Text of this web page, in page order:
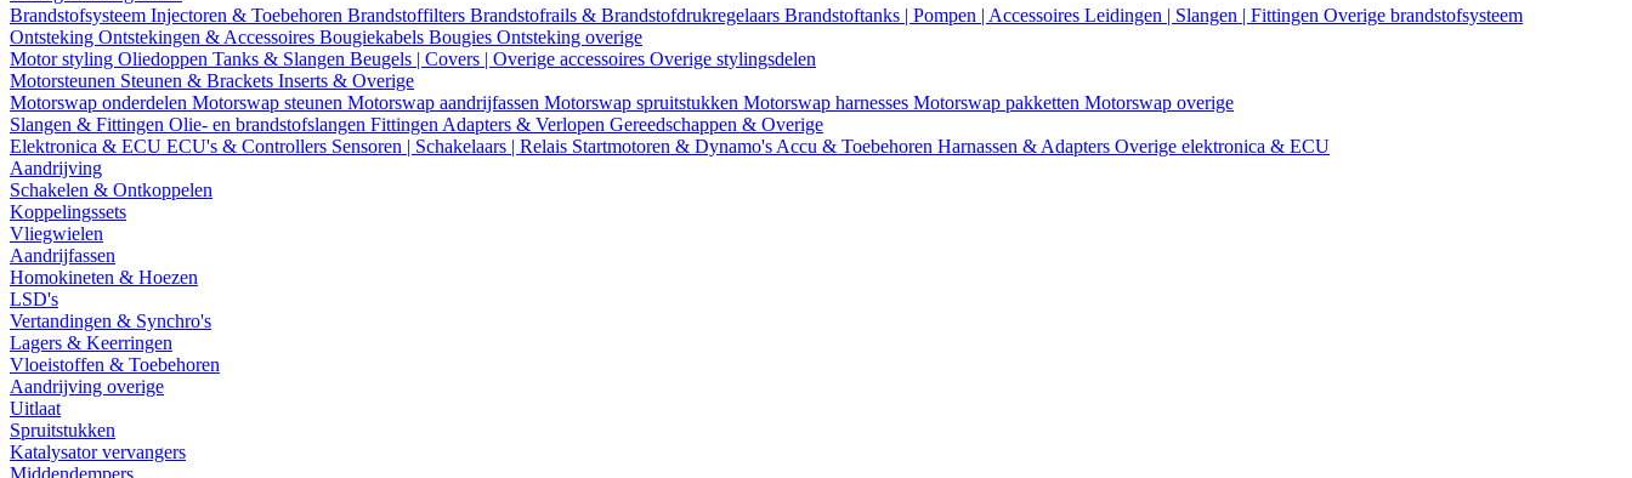
Brandstofsysteem Injectoren & Toebehoren Brandstoffilters Brandstofrails & Brandstofdrukregelaars Brandstoftanks | Pompen | Accessoires Leidingen | Slangen | Fittingen Overige brandstofsysteem
Ontsteking Ontstekingen & Accessoires Bougiekabels Bougies Ontsteking overige
Motor styling Oliedoppen Tanks & Slangen Beugels | Covers | Overige accessoires Overige stylingsdelen
Motorsteunen Steunen & Brackets Inserts & Overige
Motorswap onderdelen Motorswap steunen Motorswap aandrijfassen Motorswap spruitstukken Motorswap harnesses Motorswap pakketten Motorswap overige
Slangen & Fittingen Olie- en brandstofslangen Fittingen Adapters & Verlopen Gereedschappen & Overige
Elektronica & ECU ECU's & Controllers Sensoren | Schakelaars | Relais Startmotoren & Dynamo's Accu & Toebehoren Harnassen & Adapters Overige elektronica & ECU
Aandrijving
Schakelen & Ontkoppelen
Koppelingssets
Vliegwielen
Aandrijfassen
Homokineten & Hoezen
LSD's
Vertandingen & Synchro's
Lagers & Keerringen
Vloeistoffen & Toebehoren
Aandrijving overige
Uitlaat
Spruitstukken
Katalysator vervangers
Middendempers